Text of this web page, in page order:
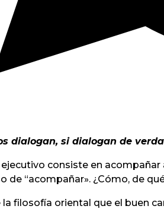
dialogan, si dialogan de
ejecutivo consiste en
de “acompañar». ¿Cómo, de
filosofía oriental que el buen